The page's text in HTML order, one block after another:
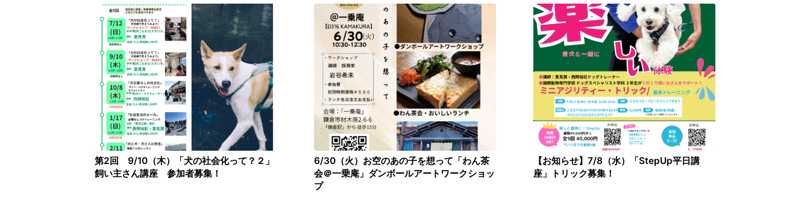
第2回 9/10（木）「犬の社会化って？２」
飼い主さん講座 参加者募集！
6/30（火）お空のあの子を想って「わん茶
会＠一乗庵」ダンボールアートワークショッ
プ
【お知らせ】7/8（水）「StepUp平日講
座」トリック募集！